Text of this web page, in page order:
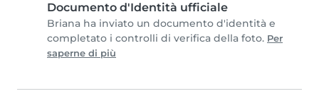
Documento d'Identità ufficiale
Briana ha inviato un documento d'identità e
completato i controlli di verifica della foto. Per
saperne di più